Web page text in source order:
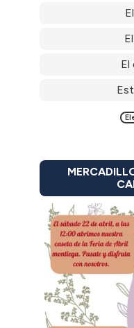
El